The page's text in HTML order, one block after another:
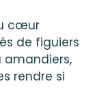
cœur
de figuiers
amandiers,
rendre si